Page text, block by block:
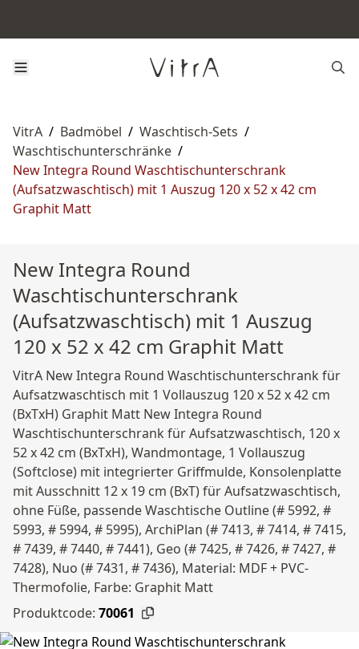
VitrA / Badmöbel / Waschtisch-Sets /
Waschtischunterschränke /
New Integra Round Waschtischunterschrank
(Aufsatzwaschtisch) mit 1 Auszug 120 x 52 x 42 cm
Graphit Matt
New Integra Round
Waschtischunterschrank
(Aufsatzwaschtisch) mit 1 Auszug
120 x 52 x 42 cm Graphit Matt
VitrA New Integra Round Waschtischunterschrank für
Aufsatzwaschtisch mit 1 Vollauszug 120 x 52 x 42 cm
(BxTxH) Graphit Matt New Integra Round
Waschtischunterschrank für Aufsatzwaschtisch, 120 x
52 x 42 cm (BxTxH), Wandmontage, 1 Vollauszug
(Softclose) mit integrierter Griffmulde, Konsolenplatte
mit Ausschnitt 12 x 19 cm (BxT) für Aufsatzwaschtisch,
ohne Füße, passende Waschtische Outline (# 5992, #
5993, # 5994, # 5995), ArchiPlan (# 7413, # 7414, # 7415,
# 7439, # 7440, # 7441), Geo (# 7425, # 7426, # 7427, #
7428), Nuo (# 7431, # 7436), Material: MDF + PVC-
Thermofolie, Farbe: Graphit Matt
Produktcode: 70061